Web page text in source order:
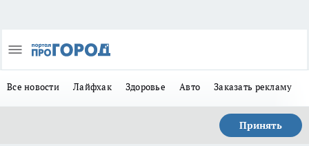
Все новости Лайфхак Здоровье Авто Заказать рекламу
Принять